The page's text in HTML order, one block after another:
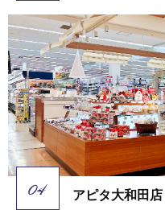
アピタ大和田店